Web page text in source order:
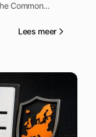
Common
and how to use
Lees meer